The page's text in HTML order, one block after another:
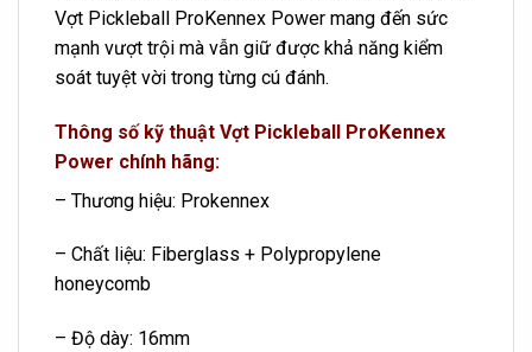
Vợt Pickleball ProKennex Power mang đến sức
mạnh vượt trội mà vẫn giữ được khả năng kiểm
soát tuyệt vời trong từng cú đánh.️
Thông số kỹ thuật Vợt Pickleball ProKennex
Power chính hãng:
– Thương hiệu: Prokennex
– Chất liệu: Fiberglass + Polypropylene
honeycomb
– Độ dày: 16mm